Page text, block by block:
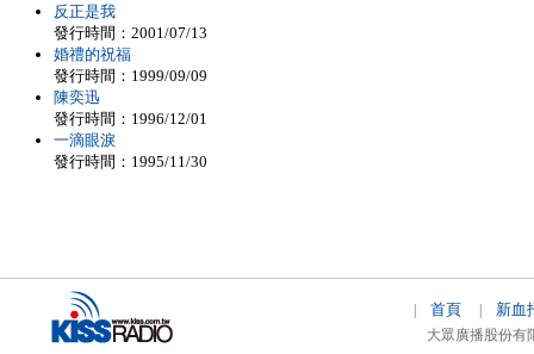
反正是我
發行時間：2001/07/13
婚禮的祝福
發行時間：1999/09/09
陳奕迅
發行時間：1996/12/01
一滴眼淚
發行時間：1995/11/30
首頁 新血
大眾廣播股份有